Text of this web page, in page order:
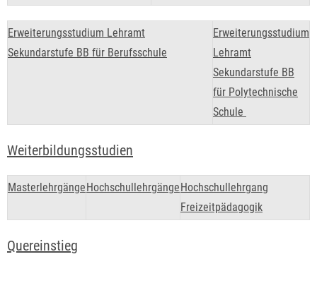
Erweiterungsstudium Lehramt
Sekundarstufe BB für Berufsschule
Erweiterungsstudium
Lehramt
Sekundarstufe BB
für Polytechnische
Schule
Weiterbildungsstudien
MasterlehrgängeHochschullehrgängeHochschullehrgang
Freizeitpädagogik
Quereinstieg